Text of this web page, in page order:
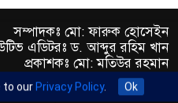
সম্পাদকঃ মো: ফারুক হোসেইন
এডিটরঃ ড. আব্দুর রহিম খান
প্রকাশকঃ মো: মতিউর রহমান
to our Privacy Policy. Ok